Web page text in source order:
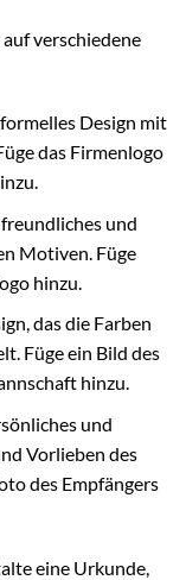
verschiedene
Design mit
das Firmenlogo
und
Motiven. Füge
hinzu.
das die Farben
Füge ein Bild des
hinzu.
und
Vorlieben des
des Empfängers
eine Urkunde,